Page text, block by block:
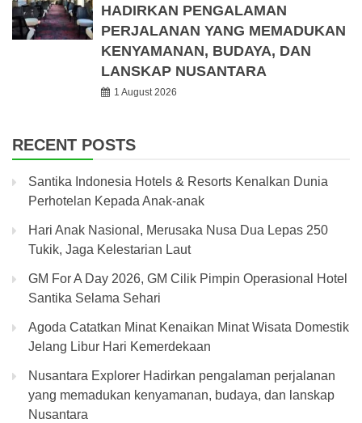
HADIRKAN PENGALAMAN
PERJALANAN YANG MEMADUKAN
KENYAMANAN, BUDAYA, DAN
LANSKAP NUSANTARA
1 August 2026
RECENT POSTS
Santika Indonesia Hotels & Resorts Kenalkan Dunia
Perhotelan Kepada Anak-anak
Hari Anak Nasional, Merusaka Nusa Dua Lepas 250
Tukik, Jaga Kelestarian Laut
GM For A Day 2026, GM Cilik Pimpin Operasional Hotel
Santika Selama Sehari
Agoda Catatkan Minat Kenaikan Minat Wisata Domestik
Jelang Libur Hari Kemerdekaan
Nusantara Explorer Hadirkan pengalaman perjalanan
yang memadukan kenyamanan, budaya, dan lanskap
Nusantara